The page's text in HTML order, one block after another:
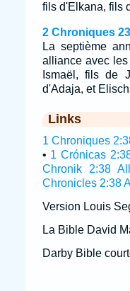
fils d'Elkana, fils
2 Chroniques
La septième
alliance avec
Ismaël, fils de
d'Adaja, et
Links
1 Chroniques
• 1 Crónicas
Chronik 2:38
Chronicles 2:38
Version Louis
La Bible David
Darby Bible